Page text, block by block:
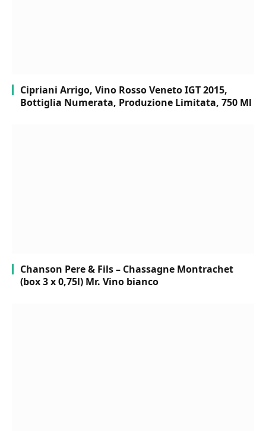
Cipriani Arrigo, Vino Rosso Veneto IGT 2015,
Bottiglia Numerata, Produzione Limitata, 750 Ml
Chanson Pere & Fils – Chassagne Montrachet
(box 3 x 0,75l) Mr. Vino bianco